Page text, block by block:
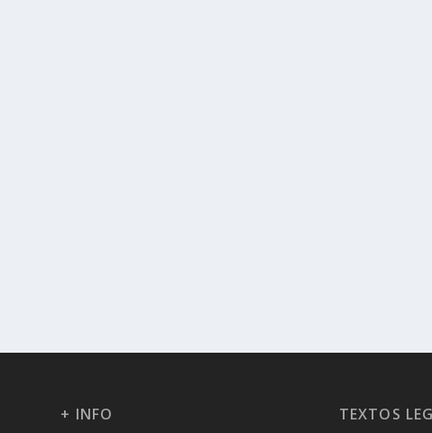
+ INFO TEXTOS